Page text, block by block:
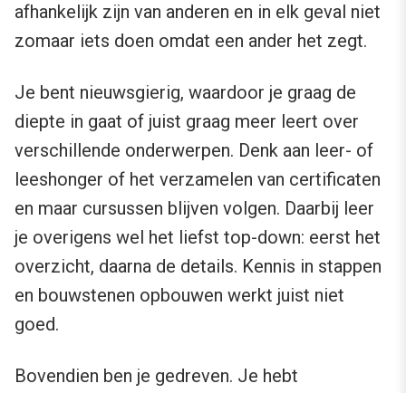
afhankelijk zijn van anderen en in elk geval niet
zomaar iets doen omdat een ander het zegt.
Je bent nieuwsgierig, waardoor je graag de
diepte in gaat of juist graag meer leert over
verschillende onderwerpen. Denk aan leer- of
leeshonger of het verzamelen van certificaten
en maar cursussen blijven volgen. Daarbij leer
je overigens wel het liefst top-down: eerst het
overzicht, daarna de details. Kennis in stappen
en bouwstenen opbouwen werkt juist niet
goed.
Bovendien ben je gedreven. Je hebt